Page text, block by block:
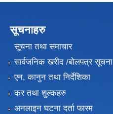
सूचनाहरु
सूचना तथा समाचार
सार्वजनिक खरीद /बोलपत्र सूचना
एन, कानुन तथा निर्देशिका
कर तथा शुल्कहरु
अनलाइन घटना दर्ता फारम